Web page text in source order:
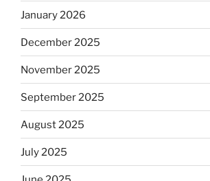
January 2026
December 2025
November 2025
September 2025
August 2025
July 2025